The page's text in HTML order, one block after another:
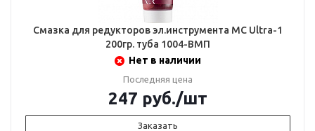
Смазка для редукторов эл.инструмента МС Ultra-1
200гр. туба 1004-ВМП
Нет в наличии
Последняя цена
247 руб./шт
Заказать